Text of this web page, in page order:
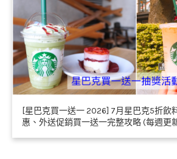
[星巴克買一送一 2026] 7月星巴克5折飲
惠、外送促銷買一送一完整攻略 (每週更